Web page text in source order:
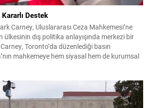
Kararlı Destek
Carney, Uluslararası Ceza Mahkemesi’ne
ülkesinin dış politika anlayışında merkezi bir
Toronto’da düzenlediği basın
mahkemeye hem siyasal hem de kurumsal
devam edeceğini söyledi. Carney, küresel
birlikte UCM’nin sorumluluklarının
uluslararası...